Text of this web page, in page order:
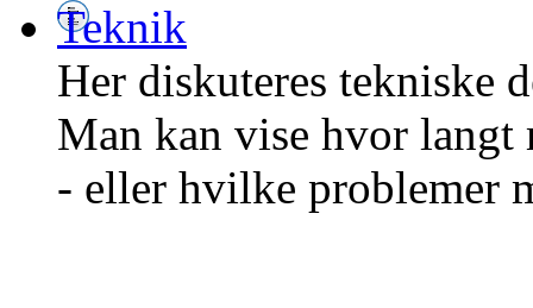
Teknik
Her diskuteres tekniske
Man kan vise hvor langt
- eller hvilke problemer